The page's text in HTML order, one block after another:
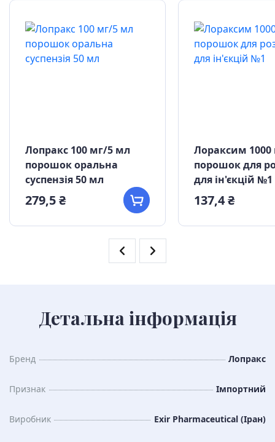
Лопракс 100 мг/5 мл
порошок оральна
суспензія 50 мл
279,5 ₴
Лораксим 1000
порошок для
для ін'єкцій №1
137,4 ₴
Детальна інформація
Бренд Лопракс
Признак Імпортний
Виробник Exir Pharmaceutical (Іран)